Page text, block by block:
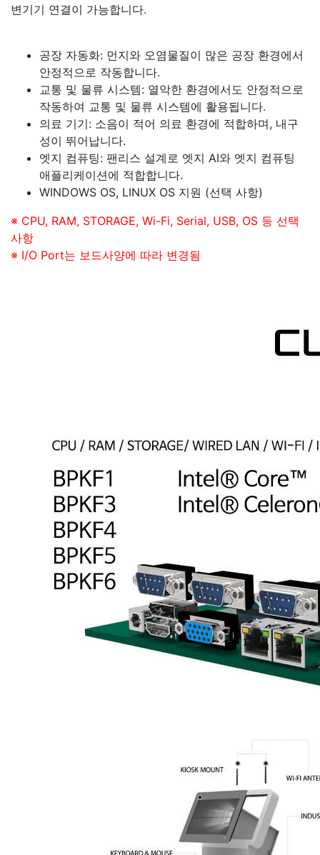
변기기 연결이 가능합니다.
공장 자동화: 먼지와 오염물질이 많은 공장 환경에서
안정적으로 작동합니다.
교통 및 물류 시스템: 열악한 환경에서도 안정적으로
작동하여 교통 및 물류 시스템에 활용됩니다.
의료 기기: 소음이 적어 의료 환경에 적합하며, 내구
성이 뛰어납니다.
엣지 컴퓨팅: 팬리스 설계로 엣지 AI와 엣지 컴퓨팅
애플리케이션에 적합합니다.
WINDOWS OS, LINUX OS 지원 (선택 사항)
※ CPU, RAM, STORAGE, Wi-Fi, Serial, USB, OS 등 선택
사항
※ I/O Port는 보드사양에 따라 변경됨